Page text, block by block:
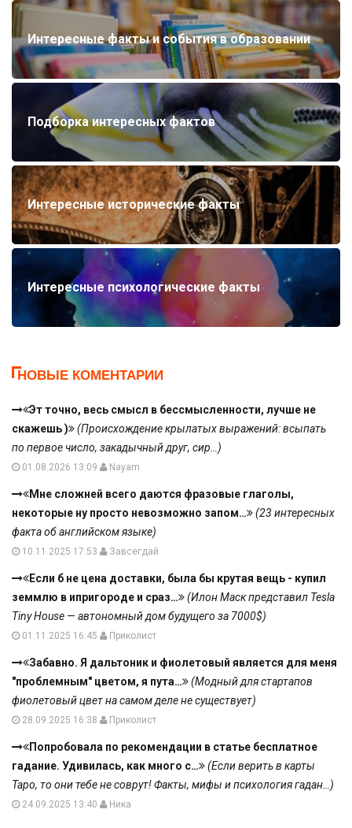
Интересные факты и события в образовании
Подборка интересных фактов
Интересные исторические факты
Интересные психологические факты
НОВЫЕ КОМЕНТАРИИ
Эт точно, весь смысл в бессмысленности, лучше не
скажешь )
(Происхождение крылатых выражений: всыпать
по первое число, закадычный друг, сир…)
01.08.2026 13:09 Nayam
Мне сложней всего даются фразовые глаголы,
некоторые ну просто невозможно запом…
(23 интересных
факта об английском языке)
10.11.2025 17:53 Завсегдай
Если б не цена доставки, была бы крутая вещь - купил
земмлю в ипригороде и сраз…
(Илон Маск представил Tesla
Tiny House — автономный дом будущего за 7000$)
01.11.2025 16:45 Приколист
Забавно. Я дальтоник и фиолетовый является для меня
"проблемным" цветом, я пута…
(Модный для стартапов
фиолетовый цвет на самом деле не существует)
28.09.2025 16:38 Приколист
Попробовала по рекомендации в статье бесплатное
гадание. Удивилась, как много с…
(Если верить в карты
Таро, то они тебе не соврут! Факты, мифы и психология гадан…)
24.09.2025 13:40 Ника